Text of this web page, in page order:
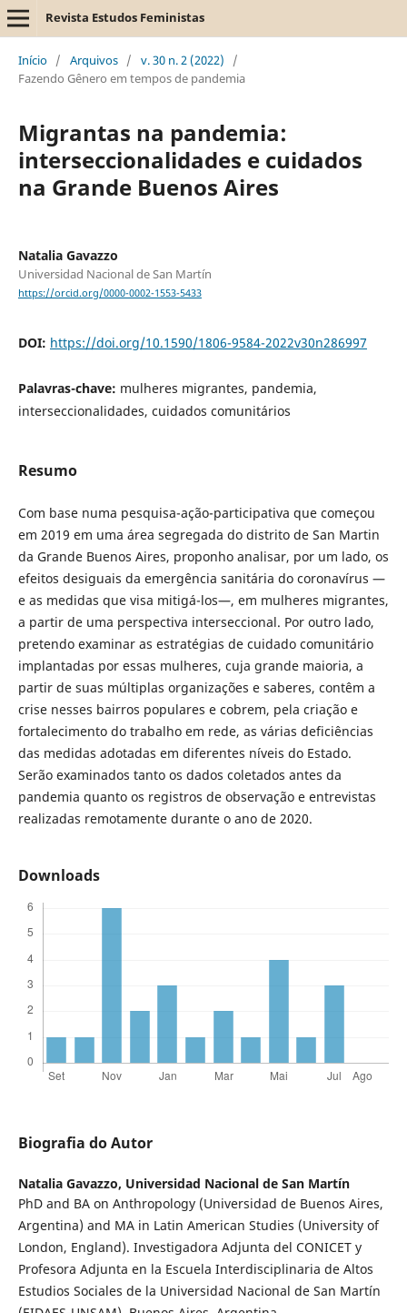
Revista Estudos Feministas
Início / Arquivos / v. 30 n. 2 (2022)
/
Fazendo Gênero em tempos de pandemia
Migrantas na pandemia:
interseccionalidades e cuidados
na Grande Buenos Aires
Natalia Gavazzo
Universidad Nacional de San Martín
https://orcid.org/0000-0002-1553-5433
DOI: https://doi.org/10.1590/1806-9584-2022v30n286997
Palavras-chave: mulheres migrantes, pandemia,
interseccionalidades, cuidados comunitários
Resumo
Com base numa pesquisa-ação-participativa que começou
em 2019 em uma área segregada do distrito de San Martin
da Grande Buenos Aires, proponho analisar, por um lado, os
efeitos desiguais da emergência sanitária do coronavírus —
e as medidas que visa mitigá-los—, em mulheres migrantes,
a partir de uma perspectiva interseccional. Por outro lado,
pretendo examinar as estratégias de cuidado comunitário
implantadas por essas mulheres, cuja grande maioria, a
partir de suas múltiplas organizações e saberes, contêm a
crise nesses bairros populares e cobrem, pela criação e
fortalecimento do trabalho em rede, as várias deficiências
das medidas adotadas em diferentes níveis do Estado.
Serão examinados tanto os dados coletados antes da
pandemia quanto os registros de observação e entrevistas
realizadas remotamente durante o ano de 2020.
Downloads
Biografia do Autor
Natalia Gavazzo, Universidad Nacional de San Martín
PhD and BA on Anthropology (Universidad de Buenos Aires,
Argentina) and MA in Latin American Studies (University of
London, England). Investigadora Adjunta del CONICET y
Profesora Adjunta en la Escuela Interdisciplinaria de Altos
Estudios Sociales de la Universidad Nacional de San Martín